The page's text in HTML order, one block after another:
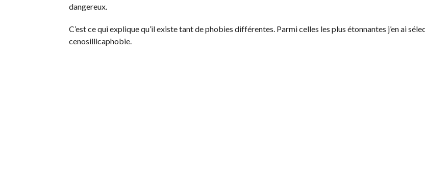
dangereux.
C’est ce qui explique qu’il existe tant de phobies différentes. Parmi celles les plus étonnantes j’en ai
cenosillicaphobie.